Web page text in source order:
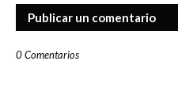
Publicar un comentario
0 Comentarios